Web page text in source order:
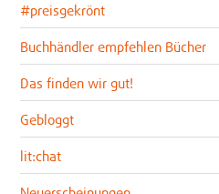
#preisgekrönt
Buchhändler empfehlen Bücher
Das finden wir gut!
Gebloggt
lit:chat